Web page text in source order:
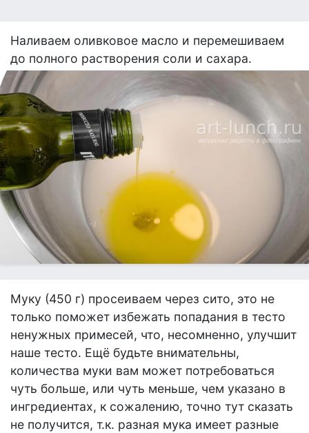
Наливаем оливковое масло и перемешиваем
до полного растворения соли и сахара.
Муку (450 г) просеиваем через сито, это не
только поможет избежать попадания в тесто
ненужных примесей, что, несомненно, улучшит
наше тесто. Ещё будьте внимательны,
количества муки вам может потребоваться
чуть больше, или чуть меньше, чем указано в
ингредиентах, к сожалению, точно тут сказать
не получится, т.к. разная мука имеет разные